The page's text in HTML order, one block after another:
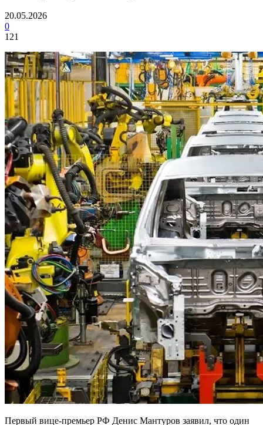
20.05.2026
0
121
Первый вице-премьер РФ Денис Мантуров заявил, что один